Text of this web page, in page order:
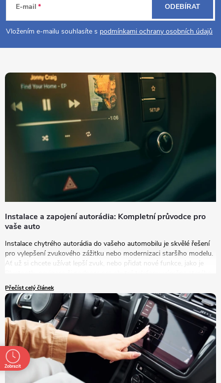
p
a
t
E-mail
Vložením e-mailu souhlasíte s podmínkami ochrany osobních údajů
ODEBÍRAT
Instalace a zapojení autorádia: Kompletní průvodce pro
vaše auto
Instalace chytrého autorádia do vašeho automobilu je skvělé řešení
pro vylepšení zvukového zážitku nebo modernizaci staršího modelu.
Ať už si chcete užívat lepší zvuk, nebo přidat nové funkce, jako je
autorádia za nový model je tou správnou volbou.
Přečíst celý článek
Zobrazit